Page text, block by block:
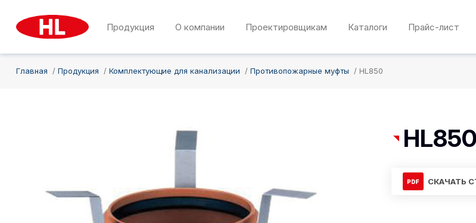
Продукция О компании Проектировщикам Каталоги Прайс-лист
Главная Продукция Комплектующие для канализации Противопожарные муфты HL850
HL850
СКАЧАТЬ